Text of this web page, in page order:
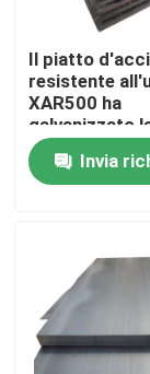
Casa
Prodotti
Chi siamo
Giro della
Il piatto
resistente
XAR500 ha
galvanizzato
prestazione
0.6m Invia